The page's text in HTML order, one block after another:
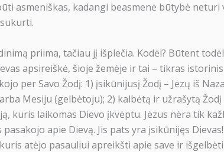
asmeniškas, kadangi beasmenė būtybė neturi
priima, tačiau jį išplečia. Kodėl? Būtent
apsireiškė, šioje žemėje ir tai – tikras istorinis
per Savo Žodį: 1) įsikūnijusį Žodį – Jėzų iš
Mesiju (gelbėtoju); 2) kalbėtą ir užrašytą Žodį
kuris laikomas Dievo įkvėptu. Jėzus nėra tik
apie Dievą. Jis pats yra įsikūnijęs
atėjo pasauliui apreikšti apie save ir
Paremkite Apologetika.lt
Patinka, ką darome? Mūsų veikla įmanoma dėl